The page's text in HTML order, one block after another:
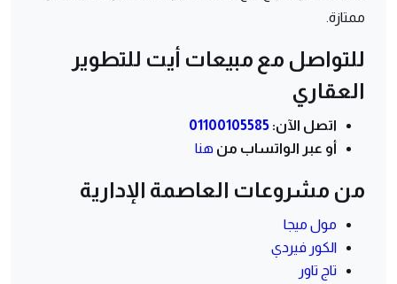
ممتازة.
للتواصل مع مبيعات أيت للتطوير
العقاري
اتصل الآن: 01100105585
أو عبر الواتساب من هنا
من مشروعات العاصمة الإدارية
مول ميجا
الكور فيردي
تاج تاور